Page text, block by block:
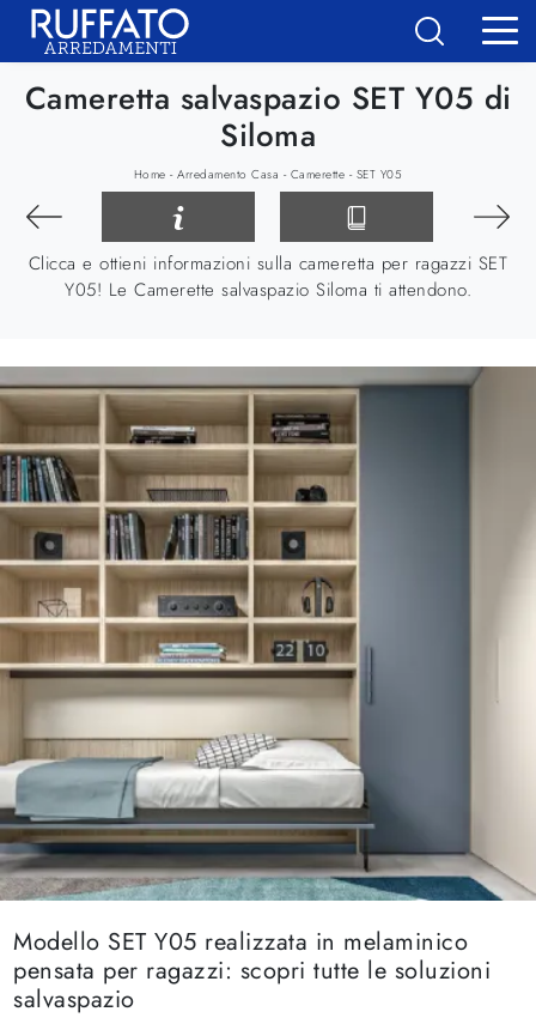
Cameretta salvaspazio SET Y05 di
Siloma
Home -Arredamento Casa - Camerette - SET Y05
Clicca e ottieni informazioni sulla cameretta per ragazzi SET
Y05! Le Camerette salvaspazio Siloma ti attendono.
Modello SET Y05 realizzata in melaminico
pensata per ragazzi: scopri tutte le soluzioni
salvaspazio